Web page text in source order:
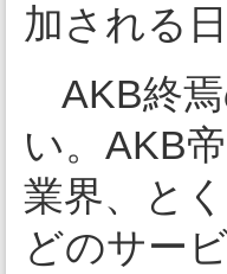
加される
AKB終焉
い。AKB
業界、と
どのサー